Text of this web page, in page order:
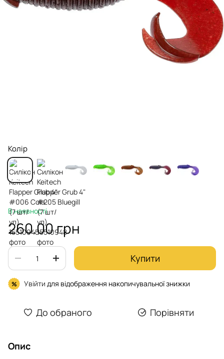
Колір
В наявності
260.00 грн
Купити
% Увійти для відображення накопичувальної знижки
До обраного Порівняти
Опис